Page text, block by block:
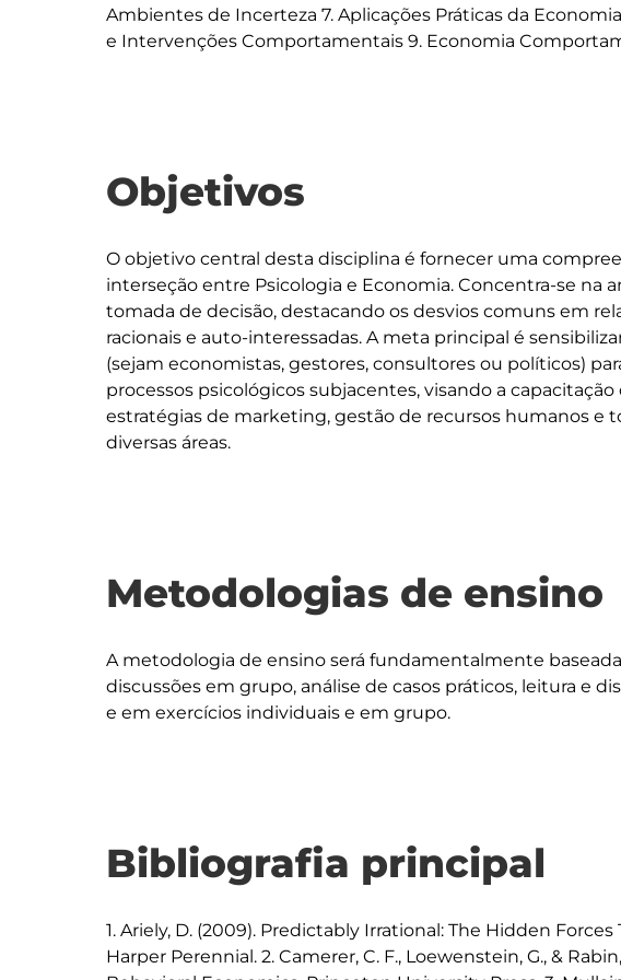
Ambientes de Incerteza 7. Aplicações Práticas da
Objetivos
O objetivo central desta disciplina é fornecer uma
interseção entre Psicologia e Economia. Concentra-se na
tomada de decisão, destacando os desvios comuns em
racionais e auto-interessadas. A meta principal é
(sejam economistas, gestores, consultores ou políticos)
processos psicológicos subjacentes, visando a
estratégias de marketing, gestão de recursos humanos e
Metodologias de ensino
A metodologia de ensino será fundamentalmente
discussões em grupo, análise de casos práticos, leitura e
Bibliografia principal
1. Ariely, D. (2009). Predictably Irrational: The Hidden
Harper Perennial. 2. Camerer, C. F., Loewenstein, G., &